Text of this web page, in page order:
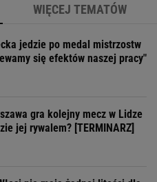
WIĘCEJ TEMATÓW
jedzie po medal mistrzostw
się efektów naszej pracy"
gra kolejny mecz w Lidze
jej rywalem? [TERMINARZ]